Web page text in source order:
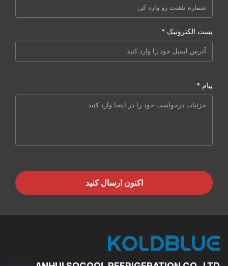
پست الکترونیک *
پیام *
اکنون ارسال کنید